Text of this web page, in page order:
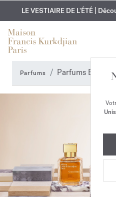
EXCLUSIF | Découvrez le
dans votre
GRAVURE OFFERTE | Sur
corps
LE VESTIAIRE DE L'ÉTÉ |
Unis
Parfums Parfums Elémi